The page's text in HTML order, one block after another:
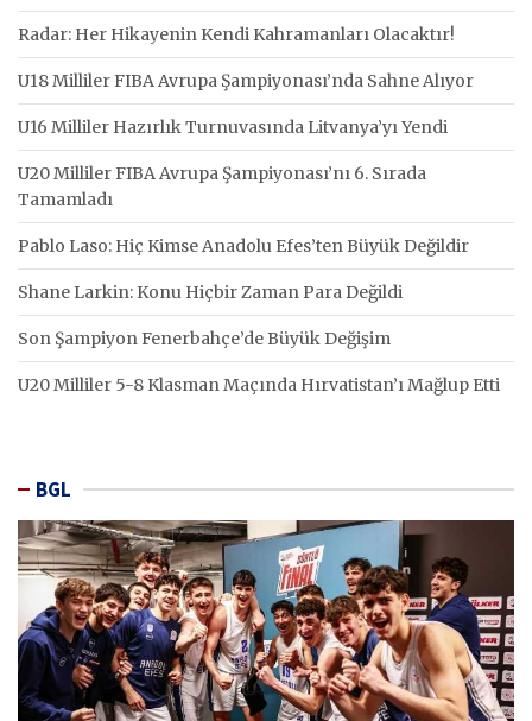
Radar: Her Hikayenin Kendi Kahramanları Olacaktır!
U18 Milliler FIBA Avrupa Şampiyonası’nda Sahne Alıyor
U16 Milliler Hazırlık Turnuvasında Litvanya’yı Yendi
U20 Milliler FIBA Avrupa Şampiyonası’nı 6. Sırada
Tamamladı
Pablo Laso: Hiç Kimse Anadolu Efes’ten Büyük Değildir
Shane Larkin: Konu Hiçbir Zaman Para Değildi
Son Şampiyon Fenerbahçe’de Büyük Değişim
U20 Milliler 5-8 Klasman Maçında Hırvatistan’ı Mağlup Etti
BGL